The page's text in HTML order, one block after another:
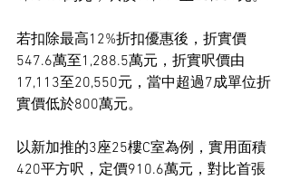
若扣除最高12%折扣優惠後，折實價
547.6萬至1,288.5萬元，折實呎價由
17,113至20,550元，當中超過7成單位折
實價低於800萬元。
以新加推的3座25樓C室為例，實用面積
420平方呎，定價910.6萬元，對比首張